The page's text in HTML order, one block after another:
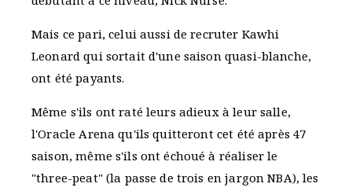
Mais ce pari, celui aussi de recruter Kawhi
Leonard qui sortait d'une saison quasi-blanche,
ont été payants.
Même s'ils ont raté leurs adieux à leur salle,
l'Oracle Arena qu'ils quitteront cet été après 47
saison, même s'ils ont échoué à réaliser le
"three-peat" (la passe de trois en jargon NBA), les